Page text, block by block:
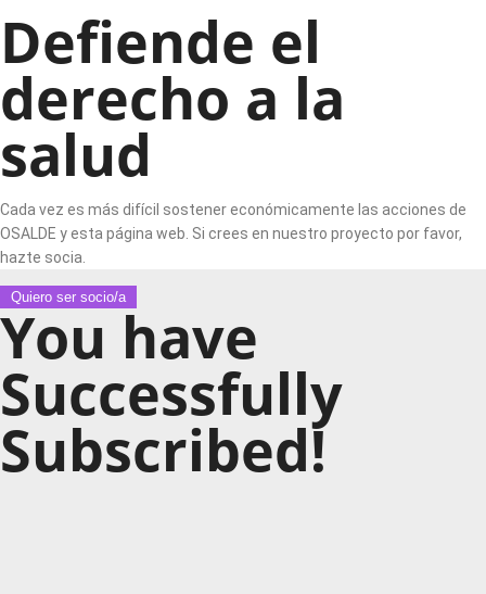
Defiende el
derecho a la
salud
Cada vez es más difícil sostener económicamente las acciones de
OSALDE y esta página web. Si crees en nuestro proyecto por favor,
hazte socia.
Quiero ser socio/a
You have
Successfully
Subscribed!